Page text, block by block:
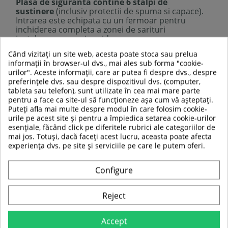
sustinere(inclusiv protectii de spuma si capace).
Intrarea este echipata cu un fermoar pentru
inchiderea completa a zonei de sarituri
Instalare usoara si rapida
Diametrul plasei:305 cm
Imagine ilustrativa.
ATENTIE, PLASA DE SIGURANTA NU INCLUDE SI
TRAMBULINA!
TABEL DE DATE
a utilizatorului:
150 kg
Dimensiune
Polietilena
Când vizitați un site web, acesta poate stoca sau prelua
informații în browser-ul dvs., mai ales sub forma "cookie-
urilor". Aceste informații, care ar putea fi despre dvs., despre
preferințele dvs. sau despre dispozitivul dvs. (computer,
tableta sau telefon), sunt utilizate în cea mai mare parte
pentru a face ca site-ul să funcționeze așa cum vă așteptați.
Puteți afla mai multe despre modul în care folosim cookie-
urile pe acest site și pentru a împiedica setarea cookie-urilor
esențiale, făcând click pe diferitele rubrici ale categoriilor de
mai jos. Totuși, dacă faceți acest lucru, aceasta poate afecta
experiența dvs. pe site și serviciile pe care le putem oferi.
Configure
Reject
Accept